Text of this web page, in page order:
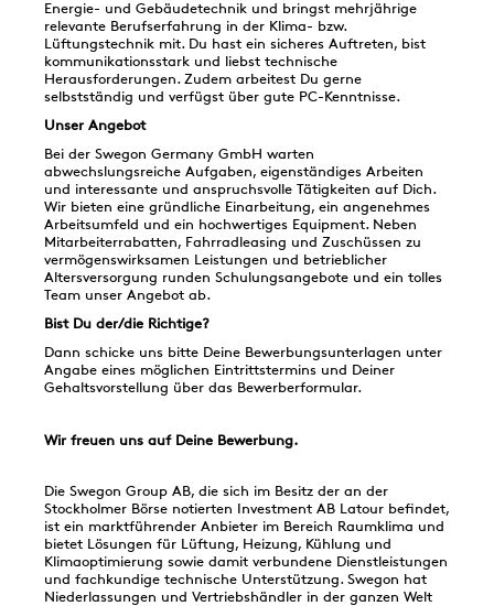
Energie- und Gebäudetechnik und bringst mehrjährige
relevante Berufserfahrung in der Klima- bzw.
Lüftungstechnik mit. Du hast ein sicheres Auftreten, bist
kommunikationsstark und liebst technische
Herausforderungen. Zudem arbeitest Du gerne
selbstständig und verfügst über gute PC-Kenntnisse.
Unser Angebot
Bei der Swegon Germany GmbH warten
abwechslungsreiche Aufgaben, eigenständiges Arbeiten
und interessante und anspruchsvolle Tätigkeiten auf Dich.
Wir bieten eine gründliche Einarbeitung, ein angenehmes
Arbeitsumfeld und ein hochwertiges Equipment. Neben
Mitarbeiterrabatten, Fahrradleasing und Zuschüssen zu
vermögenswirksamen Leistungen und betrieblicher
Altersversorgung runden Schulungsangebote und ein tolles
Team unser Angebot ab.
Bist Du der/die Richtige?
Dann schicke uns bitte Deine Bewerbungsunterlagen unter
Angabe eines möglichen Eintrittstermins und Deiner
Gehaltsvorstellung über das Bewerberformular.
Wir freuen uns auf Deine Bewerbung.
Die Swegon Group AB, die sich im Besitz der an der
Stockholmer Börse notierten Investment AB Latour befindet,
ist ein marktführender Anbieter im Bereich Raumklima und
bietet Lösungen für Lüftung, Heizung, Kühlung und
Klimaoptimierung sowie damit verbundene Dienstleistungen
und fachkundige technische Unterstützung. Swegon hat
Niederlassungen und Vertriebshändler in der ganzen Welt